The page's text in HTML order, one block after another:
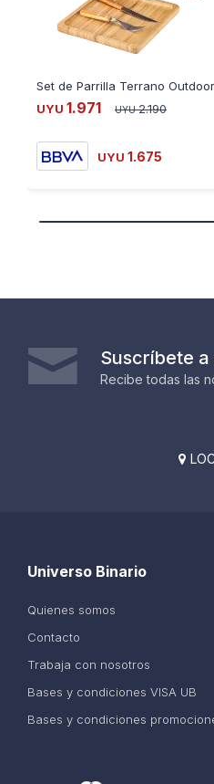
UYU 1.971 UYU 2.190
UYU 1.675
Suscríbete
Recibe todas las

Universo Binario
Quienes somos
Contacto
Trabaja con nosotros
Bases y condiciones VISA UB
Bases y condiciones